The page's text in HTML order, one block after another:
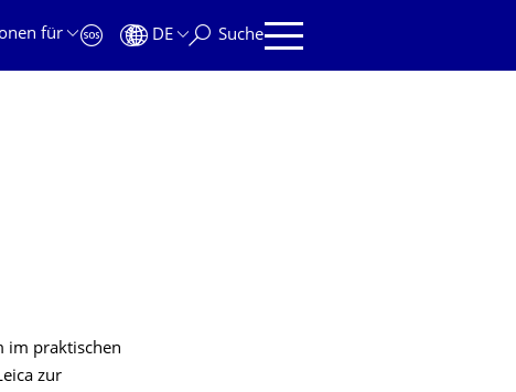
für
DE Suche
im praktischen
zur